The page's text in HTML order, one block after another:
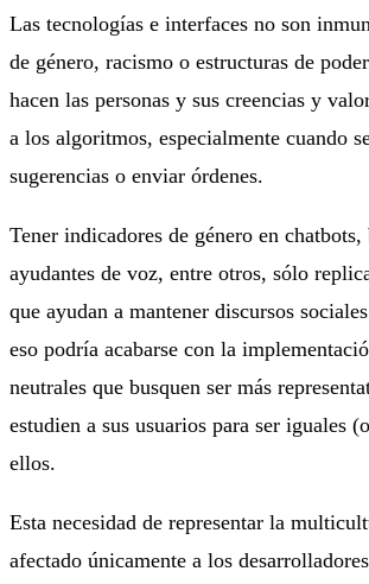
Las tecnologías e interfaces no son
de género, racismo o estructuras de
hacen las personas y sus creencias y
a los algoritmos, especialmente cuando
sugerencias o enviar órdenes.
Tener indicadores de género en chatbots,
ayudantes de voz, entre otros, sólo
que ayudan a mantener discursos
eso podría acabarse con la
neutrales que busquen ser más
estudien a sus usuarios para ser iguales
ellos.
Esta necesidad de representar la
afectado únicamente a los